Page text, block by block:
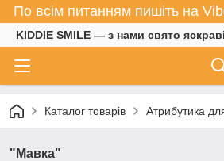
По всім питанням пишіть на
KIDDIE SMILE — з нами свято
Каталог товарів Атрибутика
"Мавка"